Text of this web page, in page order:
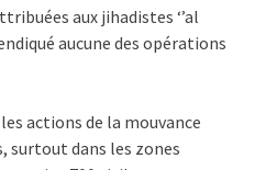
aux jihadistes ‘’al
aucune des opérations
actions de la mouvance
surtout dans les zones